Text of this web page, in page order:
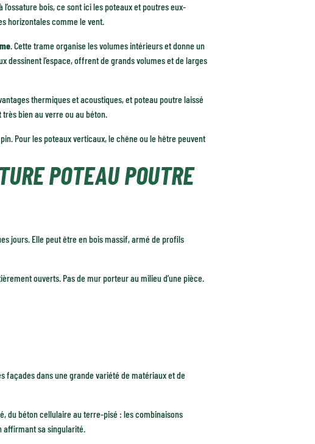
bois, ce sont ici les poteaux et poutres eux-
horizontales comme le vent.
. Cette trame organise les volumes intérieurs et donne un
dessinent l’espace, offrent de grands volumes et de larges
thermiques et acoustiques, et poteau poutre laissé
bien au verre ou au béton.
Pour les poteaux verticaux, le chêne ou le hêtre peuvent
POTEAU POUTRE
jours. Elle peut être en bois massif, armé de profils
ouverts. Pas de mur porteur au milieu d’une pièce.
façades dans une grande variété de matériaux et de
du béton cellulaire au terre-pisé : les combinaisons
affirmant sa singularité.